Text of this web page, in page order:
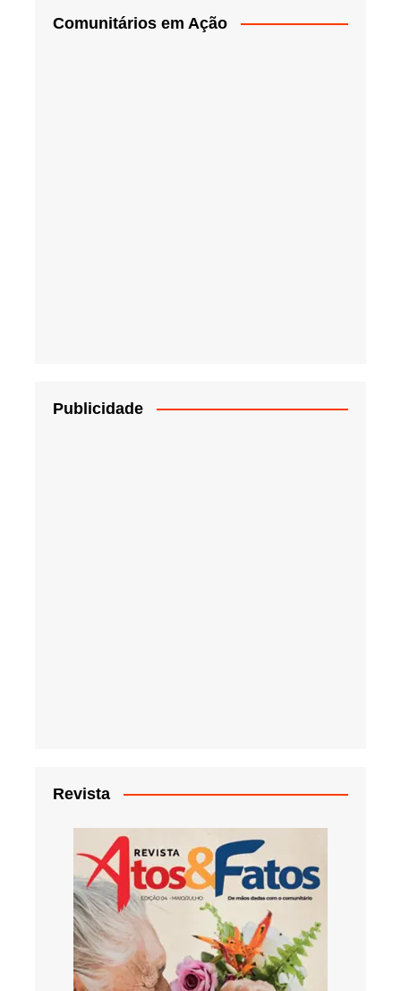
Comunitários em Ação
Publicidade
Revista